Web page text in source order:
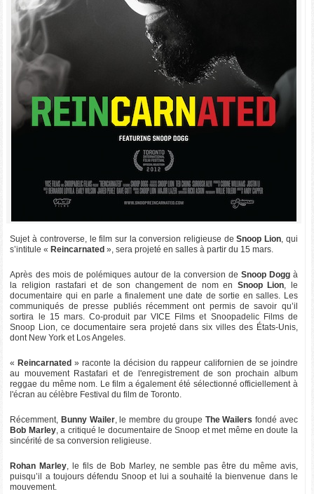
Sujet à controverse, le film sur la conversion religieuse de Snoop Lion, qui
s’intitule « Reincarnated », sera projeté en salles à partir du 15 mars.
Après des mois de polémiques autour de la conversion de Snoop Doggà
la religion rastafari et de son changement de nom en Snoop Lion, le
documentaire qui en parle a finalement une date de sortie en salles. Les
communiqués de presse publiés récemment ont permis de savoir qu’il
sortira le 15 mars. Co-produit par VICE Films et Snoopadelic Films de
Snoop Lion, ce documentaire sera projeté dans six villes des États-Unis,
dont New York et Los Angeles.
« Reincarnated» raconte la décision du rappeur californien de se joindre
au mouvement Rastafari et de l'enregistrement de son prochain album
reggae du même nom. Le film a également été sélectionné officiellement à
l'écran au célèbre Festival du film de Toronto.
Récemment, Bunny Wailer, le membre du groupe The Wailers fondé avec
Bob Marley, a critiqué le documentaire de Snoop et met même en doute la
sincérité de sa conversion religieuse.
Rohan Marley, le fils de Bob Marley, ne semble pas être du même avis,
puisqu’il a toujours défendu Snoop et lui a souhaité la bienvenue dans le
mouvement.